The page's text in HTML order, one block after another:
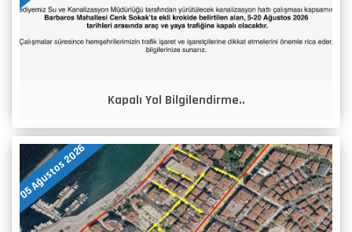
Kapalı Yol Bilgilendirme..
05 Ağustos 2026